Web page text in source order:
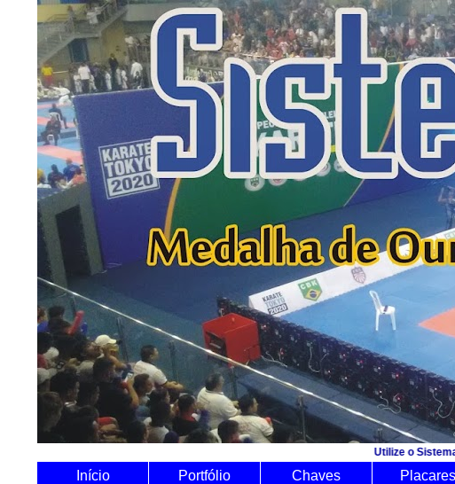
Utilize o Sistema Ronin e
Início Portfólio Chaves Placares